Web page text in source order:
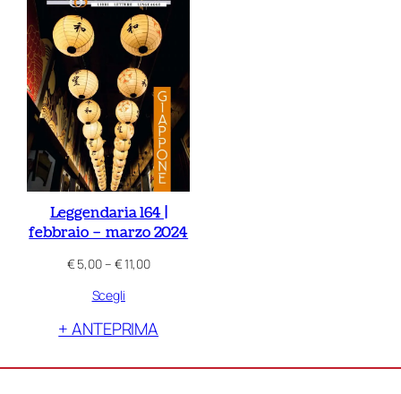
Leggendaria 164 |
febbraio – marzo 2024
€5,00– €11,00Fascia
€ 5,00
€ 11,00
Scegli
+ ANTEPRIMA